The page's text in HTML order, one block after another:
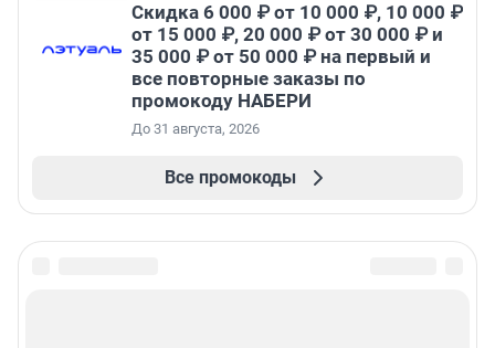
Скидка 6 000 ₽ от 10 000 ₽, 10 000 ₽
от 15 000 ₽, 20 000 ₽ от 30 000 ₽ и
35 000 ₽ от 50 000 ₽ на первый и
все повторные заказы по
промокоду НАБЕРИ
До 31 августа, 2026
Все промокоды